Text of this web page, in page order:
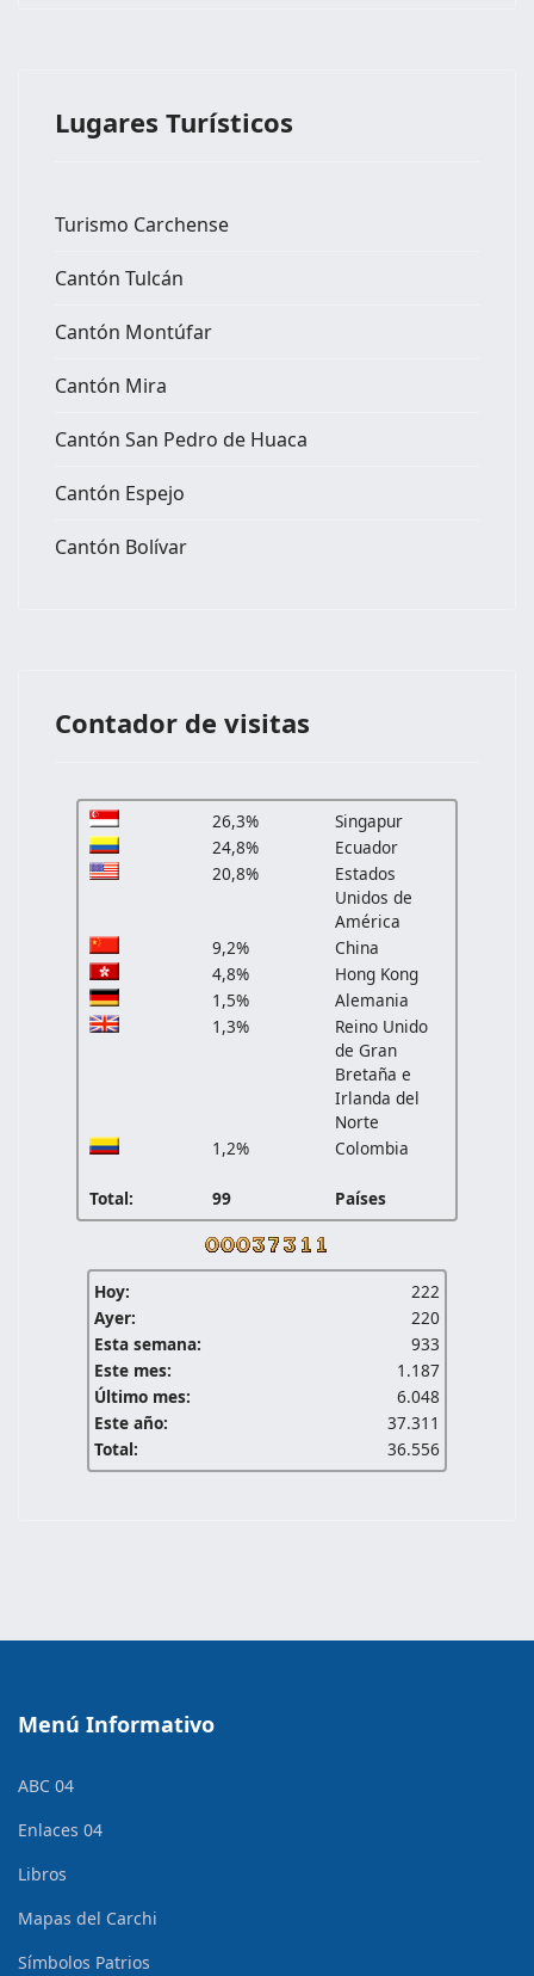
Lugares Turísticos
Turismo Carchense
Cantón Tulcán
Cantón Montúfar
Cantón Mira
Cantón San Pedro de Huaca
Cantón Espejo
Cantón Bolívar
Contador de visitas
26,3%
Singapur
24,8%
Ecuador
20,8%
Estados
Unidos de
América
9,2%
China
4,8%
Hong Kong
1,5%
Alemania
1,3%
Reino Unido
de Gran
Bretaña e
Irlanda del
Norte
1,2%
Colombia
Total: 99 Países
Hoy:
222
Ayer:
220
Esta semana:
933
Este mes:
1.187
Último mes:
6.048
Este año:
37.311
Total:
36.556
Menú Informativo
ABC 04
Enlaces 04
Libros
Mapas del Carchi
Símbolos Patrios